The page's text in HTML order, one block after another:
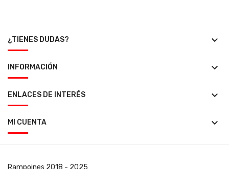
¿TIENES DUDAS? keyboard_arrow_down
INFORMACIÓN keyboard_arrow_down
ENLACES DE INTERÉS keyboard_arrow_down
MI CUENTA keyboard_arrow_down
Rampoines 2018 - 2025